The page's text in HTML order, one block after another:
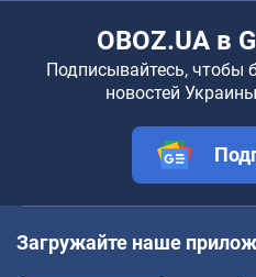
OBOZ.UA в
Подписывайтесь, чтобы
новостей
Загружайте наше